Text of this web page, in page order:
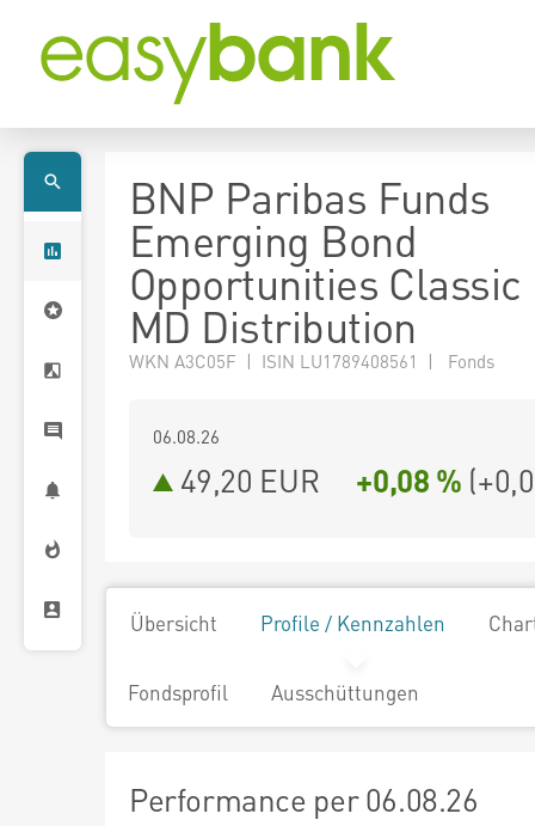
BNP Paribas Funds
Emerging Bond
Opportunities Classic
MD Distribution
WKN A3C05F | ISIN LU1789408561 | Fonds
06.08.26
49,20 EUR +0,08 % (
Übersicht Profile / Kennzahlen
Fondsprofil Ausschüttungen
Performance per 06.08.26